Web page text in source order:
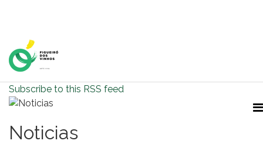
Subscribe to this RSS feed
Noticias